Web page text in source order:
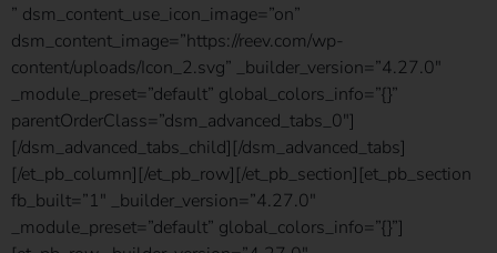
” dsm_content_use_icon_image=”on”
dsm_content_image=”https://reev.com/wp-
content/uploads/Icon_2.svg” _builder_version=”4.27.0″
_module_preset=”default” global_colors_info=”{}”
parentOrderClass=”dsm_advanced_tabs_0″]
[/dsm_advanced_tabs_child][/dsm_advanced_tabs]
[/et_pb_column][/et_pb_row][/et_pb_section][et_pb_section
fb_built=”1″ _builder_version=”4.27.0″
_module_preset=”default” global_colors_info=”{}”]